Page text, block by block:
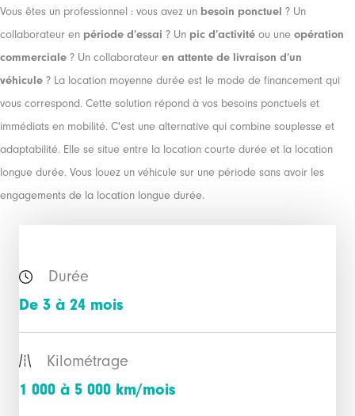
Vous êtes un professionnel : vous avez un besoin ponctuel ? Un
collaborateur en période d’essai ? Un pic d’activité ou une opération
commerciale ? Un collaborateur en attente de livraison d’un
véhicule ? La location moyenne durée est le mode de financement qui
vous correspond. Cette solution répond à vos besoins ponctuels et
immédiats en mobilité. C'est une alternative qui combine souplesse et
adaptabilité. Elle se situe entre la location courte durée et la location
longue durée. Vous louez un véhicule sur une période sans avoir les
engagements de la location longue durée.
Durée
De 3 à 24 mois
Kilométrage
1 000 à 5 000 km/mois